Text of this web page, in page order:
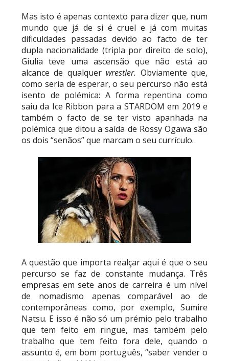
WWE: Brock Lesnar confirma que se retirou no
SummerSlam
SCSA867- Aug 05 2026
VIOLÊNCIA DESMEDIDA NO RAW: Jacob Fatu
destrói Royce Keys em Street Fight e troca
gestos tensos com Roman Reigns
Unknown-Aug 05 2026
RESPEITO E ALIANÇA NO RAW: Chad Gable e
Penta superam armadilhas de Dominik Mysterio
e JD McDonagh
Aug 05 2026
DOMÍNIO E PERTURBAÇÃO NO RAW: Bron
Breakker supera Joe Hendry após interferência
e confusão fora do ringue
Unknown-Aug 05 2026
WWE: Netflix censura segmento entre Becky
Lynch e Liv Morgan no Raw
SCSA867-Aug 07 2026
Mas isto é apenas contexto para dizer que, num
mundo que já de si é cruel e já com muitas
dificuldades passadas devido ao facto de ter
dupla nacionalidade (tripla por direito de solo),
Giulia teve uma ascensão que não está ao
alcance de qualquer wrestler. Obviamente que,
como seria de esperar, o seu percurso não está
isento de polémica: A forma repentina como
saiu da Ice Ribbon para a STARDOM em 2019 e
também o facto de se ter visto apanhada na
polémica que ditou a saída de Rossy Ogawa são
os dois “senãos” que marcam o seu currículo.
A questão que importa realçar aqui é que o seu
percurso se faz de constante mudança. Três
empresas em sete anos de carreira é um nível
de nomadismo apenas comparável ao de
contemporâneas como, por exemplo, Sumire
Natsu. E isso é não só um prémio pelo trabalho
que tem feito em ringue, mas também pelo
trabalho que tem feito fora dele, quando o
assunto é, em bom português, “saber vender o